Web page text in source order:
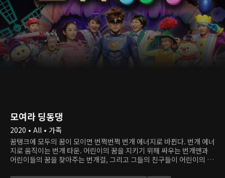
모여라 딩동댕
2020 • All • 가족
꿈탱크에 모두의 꿈이 모이면 번쩍번쩍 번개 에너지로 바뀐다. 번개 에너
지로 움직이는 번개 타운. 어린이의 꿈을 지키기 위해 싸우는 번개맨과
어린이들의 꿈을 찾아주는 번개걸, 그리고 그들의 친구들이 어린이의 꿈